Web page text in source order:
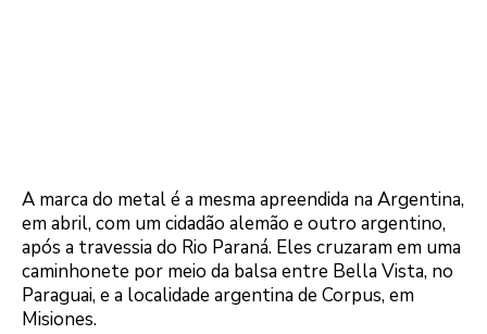
A marca do metal é a mesma apreendida na Argentina,
em abril, com um cidadão alemão e outro argentino,
após a travessia do Rio Paraná. Eles cruzaram em uma
caminhonete por meio da balsa entre Bella Vista, no
Paraguai, e a localidade argentina de Corpus, em
Misiones.